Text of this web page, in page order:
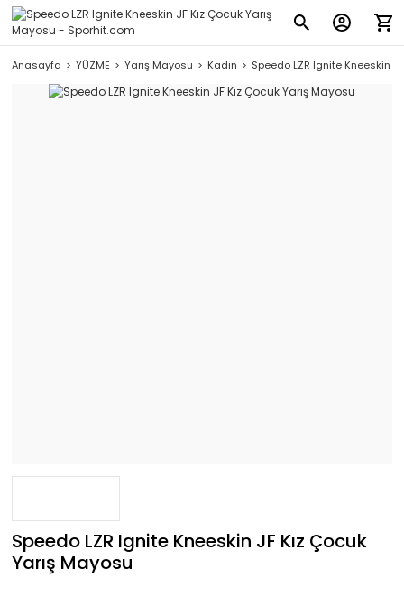
Anasayfa YÜZME Yarış Mayosu Kadın Speedo LZR Ignite Kneeskin
Speedo LZR Ignite Kneeskin JF Kız Çocuk
Yarış Mayosu